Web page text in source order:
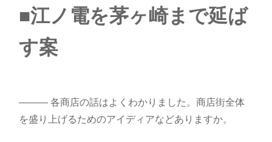
■江ノ電を茅ヶ崎まで延ば
す案
――― 各商店の話はよくわかりました。商店街全体
を盛り上げるためのアイディアなどありますか。